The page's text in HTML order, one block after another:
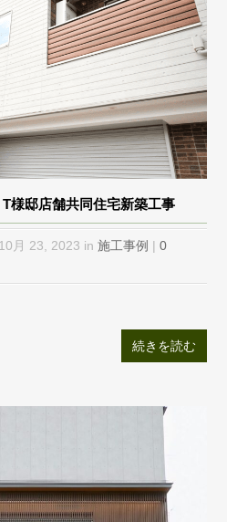
邸店舗共同住宅新築工事
月 23, 2023 in施工事例 |0
続きを読む